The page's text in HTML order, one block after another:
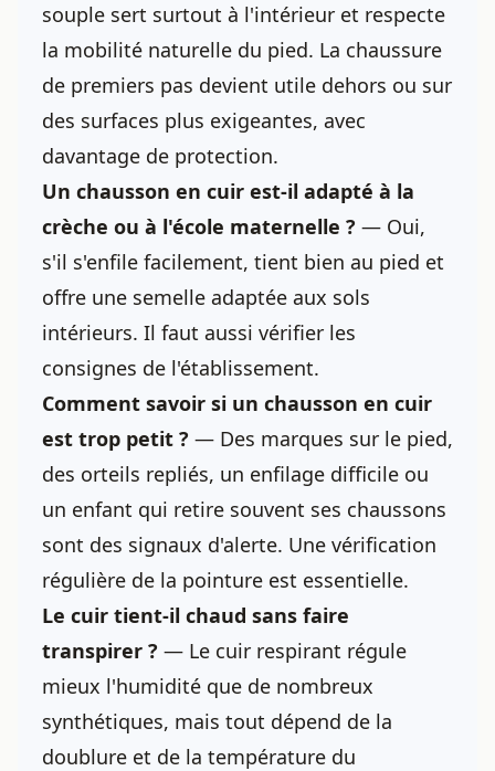
souple sert surtout à l'intérieur et respecte
la mobilité naturelle du pied. La chaussure
de premiers pas devient utile dehors ou sur
des surfaces plus exigeantes, avec
davantage de protection.
Un chausson en cuir est-il adapté à la
crèche ou à l'école maternelle ? — Oui,
s'il s'enfile facilement, tient bien au pied et
offre une semelle adaptée aux sols
intérieurs. Il faut aussi vérifier les
consignes de l'établissement.
Comment savoir si un chausson en cuir
est trop petit ? — Des marques sur le pied,
des orteils repliés, un enfilage difficile ou
un enfant qui retire souvent ses chaussons
sont des signaux d'alerte. Une vérification
régulière de la pointure est essentielle.
Le cuir tient-il chaud sans faire
transpirer ? — Le cuir respirant régule
mieux l'humidité que de nombreux
synthétiques, mais tout dépend de la
doublure et de la température du